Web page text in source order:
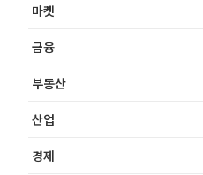
마켓
금융
부동산
산업
경제